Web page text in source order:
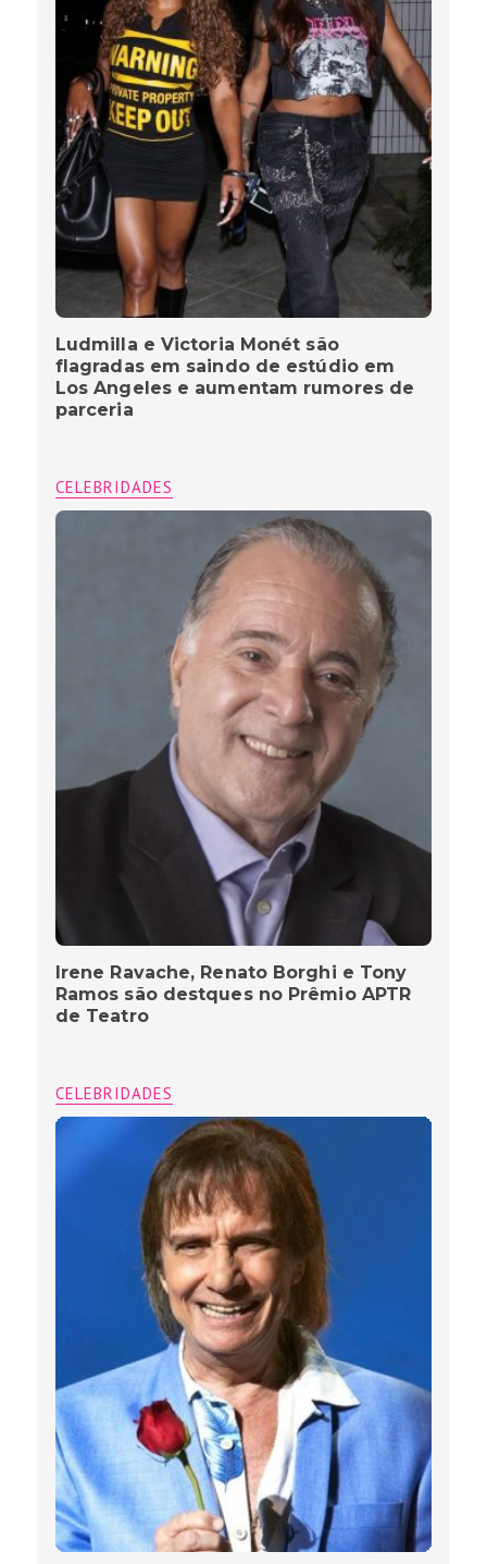
Ludmilla e Victoria Monét são
flagradas em saindo de estúdio em
Los Angeles e aumentam rumores de
parceria
CELEBRIDADES
Irene Ravache, Renato Borghi e Tony
Ramos são destques no Prêmio APTR
de Teatro
CELEBRIDADES